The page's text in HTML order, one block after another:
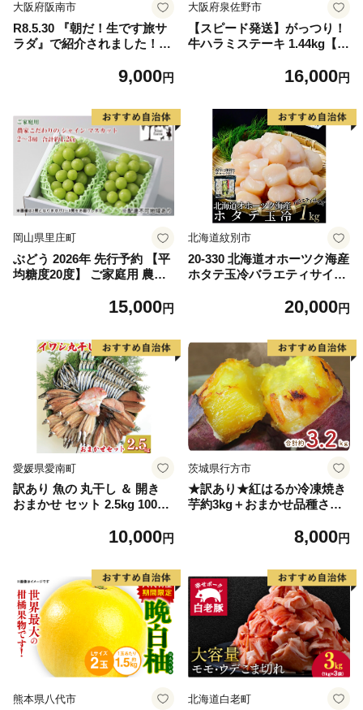
大阪府阪南市
R8.5.30 『朝だ！生です旅サ
ラダ』で紹介されました！朝
生ハム ×3パック（1パックあ
9,000円
大阪府泉佐野市
【スピード発送】がっつり！
牛ハラミステーキ 1.44kg【氷
g×4パック 牛肉 すてーき 焼
16,000円
岡山県里庄町
ぶどう 2026年 先行予約 【平
均糖度20度】 ご家庭用 農家
ット 2～3房 合計約1.2kg ブ
直送 】
15,000円
北海道紋別市
20-330 北海道オホーツク海産
ホタテ玉冷バラエティサイズ
20,000円
愛媛県愛南町
訳あり 魚の 丸干し ＆ 開き
おまかせ セット 2.5kg 10000
の ひらき 詰め合わせ 冷凍 丸
鰯 いわし イワシ 切り身 おつ
まみ おかず 惣菜 人気 珍味
グルメ 規格外 国産 新鮮 魚介
天然 乾き物 乾物 酒のあて 旬
季節 お中元 お歳暮 母の日 父
の日 武久海産 愛南町 愛媛県
10,000円
茨城県行方市
★訳あり★紅はるか冷凍焼き
芋約3kg＋おまかせ品種さつ
まいも サツマイモ さつま芋
茨城県 行方市(EY-25)
8,000円
熊本県八代市 北海道白老町